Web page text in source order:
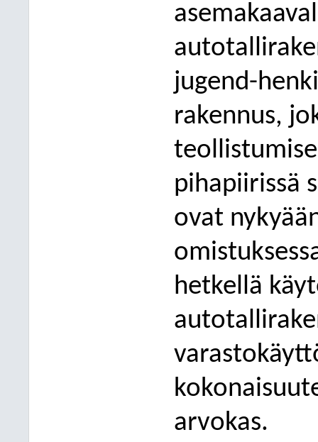
jugend-h
rakennus,
pihapiirissä
ovat
hetkellä
auto
arvokas.